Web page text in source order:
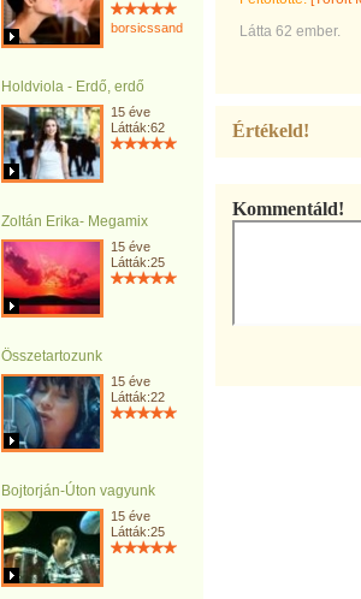
borsicssandor
Holdviola - Erdő, erdő
15 éve
Látták:62
Zoltán Erika- Megamix
15 éve
Látták:25
Összetartozunk
15 éve
Látták:22
Bojtorján-Úton vagyunk
15 éve
Látták:25
Látta 62 ember.
Értékeld!
Kommentáld!